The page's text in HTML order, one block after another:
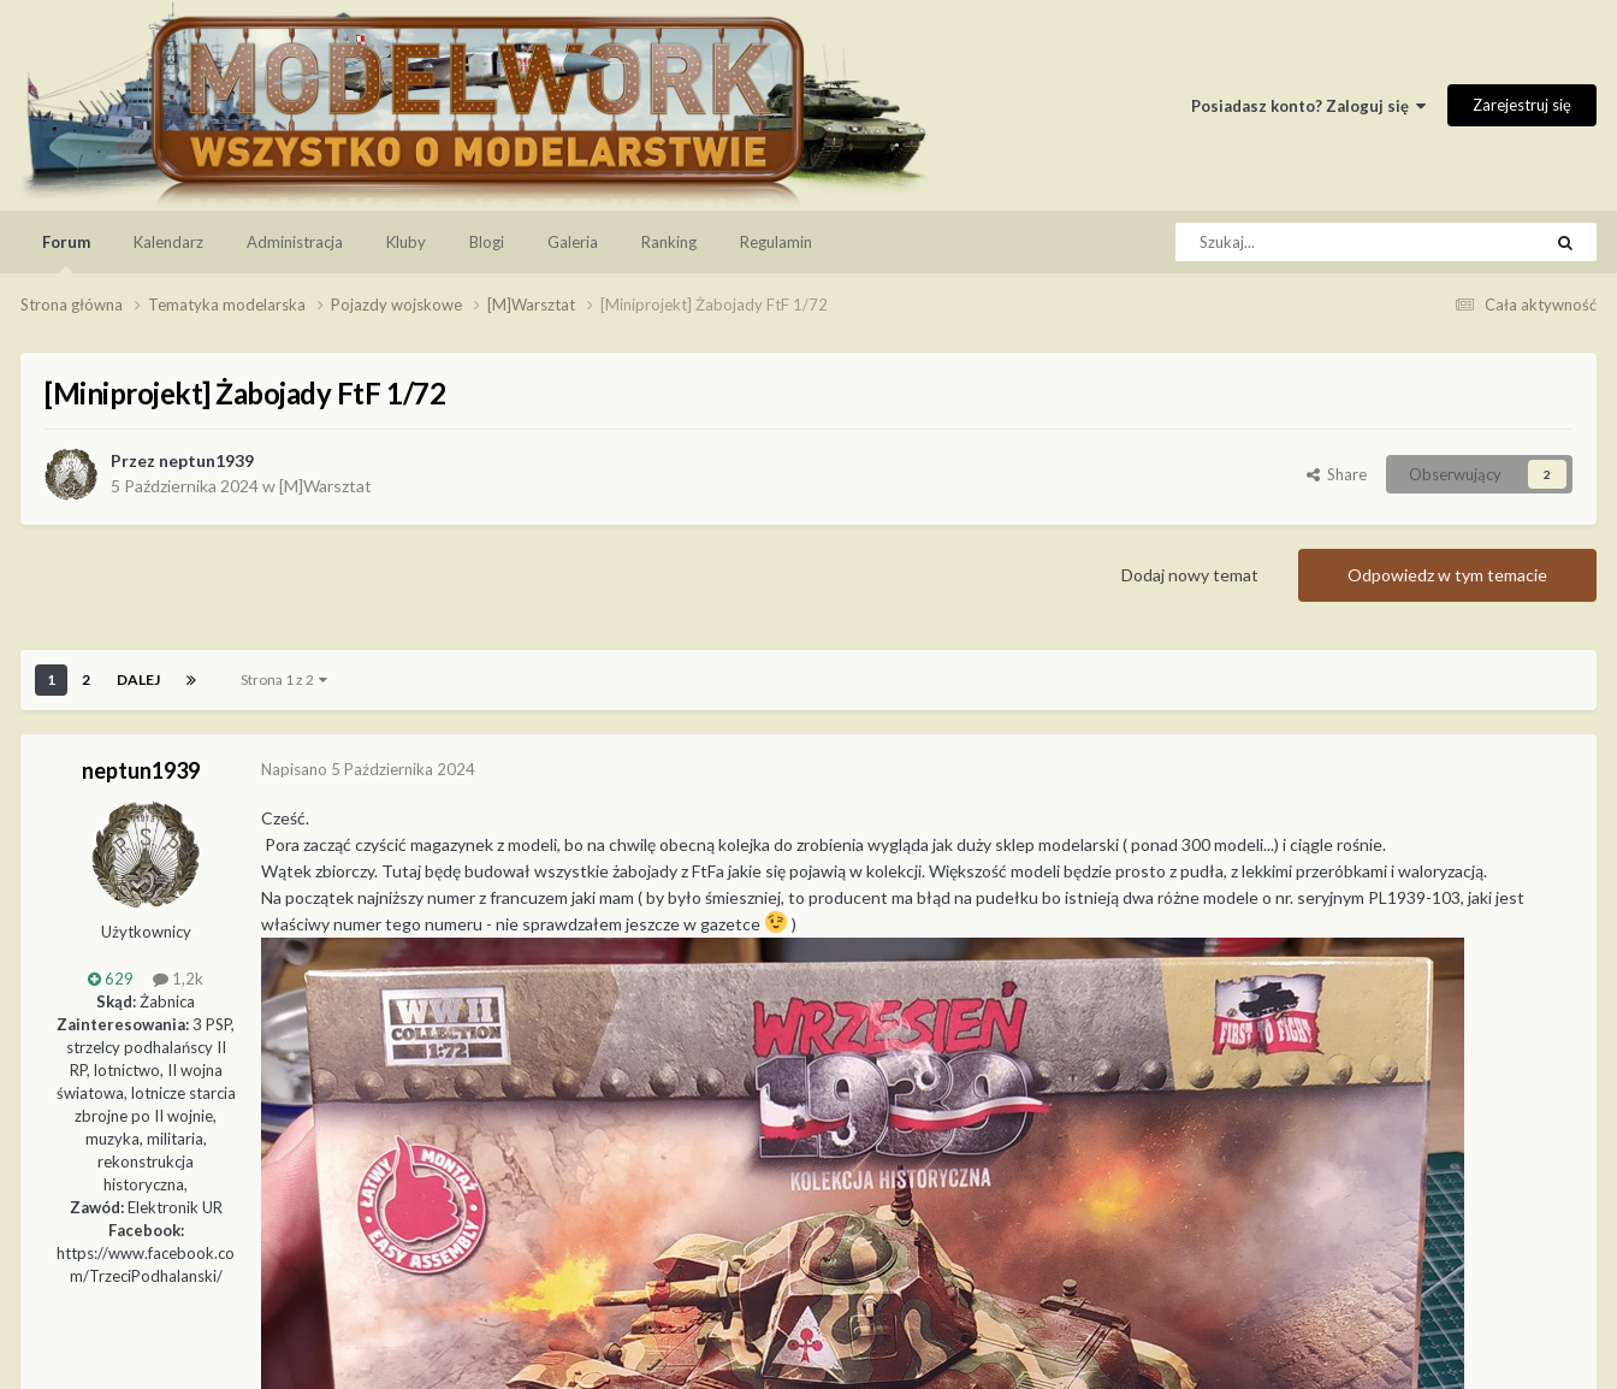
Posiadasz konto? Zaloguj się Zarejestruj się
Forum Kalendarz Administracja Kluby Blogi Galeria Ranking Regulamin
Cała aktywność
Strona główna Tematyka modelarska Pojazdy wojskowe [M]Warsztat [Miniprojekt] Żabojady FtF 1/72
[Miniprojekt] Żabojady FtF 1/72
Przez neptun1939
5 Października 2024w[M]Warsztat
Share Obserwujący 2
Odpowiedz w tym temacie
Dodaj nowy temat
1 2 DALEJ Strona 1 z 2
neptun1939
Użytkownicy
629
1,2k
Skąd:Żabnica
Zainteresowania:3 PSP,
strzelcy podhalańscy II
RP, lotnictwo, II wojna
światowa, lotnicze starcia
zbrojne po II wojnie,
muzyka, militaria,
rekonstrukcja
historyczna,
Zawód:Elektronik UR
Facebook:
https://www.facebook.co
m/TrzeciPodhalanski/
Napisano 5 Października 2024
Cześć.
Pora zacząć czyścić magazynek z modeli, bo na chwilę obecną kolejka do zrobienia wygląda jak duży sklep modelarski ( ponad 300 modeli...) i ciągle rośnie.
Wątek zbiorczy. Tutaj będę budował wszystkie żabojady z FtFa jakie się pojawią w kolekcji. Większość modeli będzie prosto z pudła, z lekkimi przeróbkami i waloryzacją.
Na początek najniższy numer z francuzem jaki mam ( by było śmieszniej, to producent ma błąd na pudełku bo istnieją dwa różne modele o nr. seryjnym PL1939-103, jaki jest
właściwy numer tego numeru - nie sprawdzałem jeszcze w gazetce
)